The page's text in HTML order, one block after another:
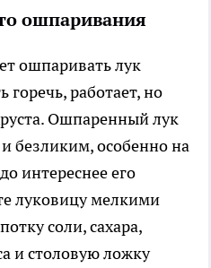
ошпаривания
ошпаривать лук
работает, но
Ошпаренный лук
безликим, особенно на
интереснее его
луковицу мелкими
соли, сахара,
и столовую ложку